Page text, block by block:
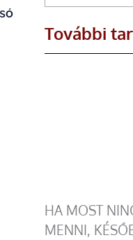
További
HA MOST
MENNI,